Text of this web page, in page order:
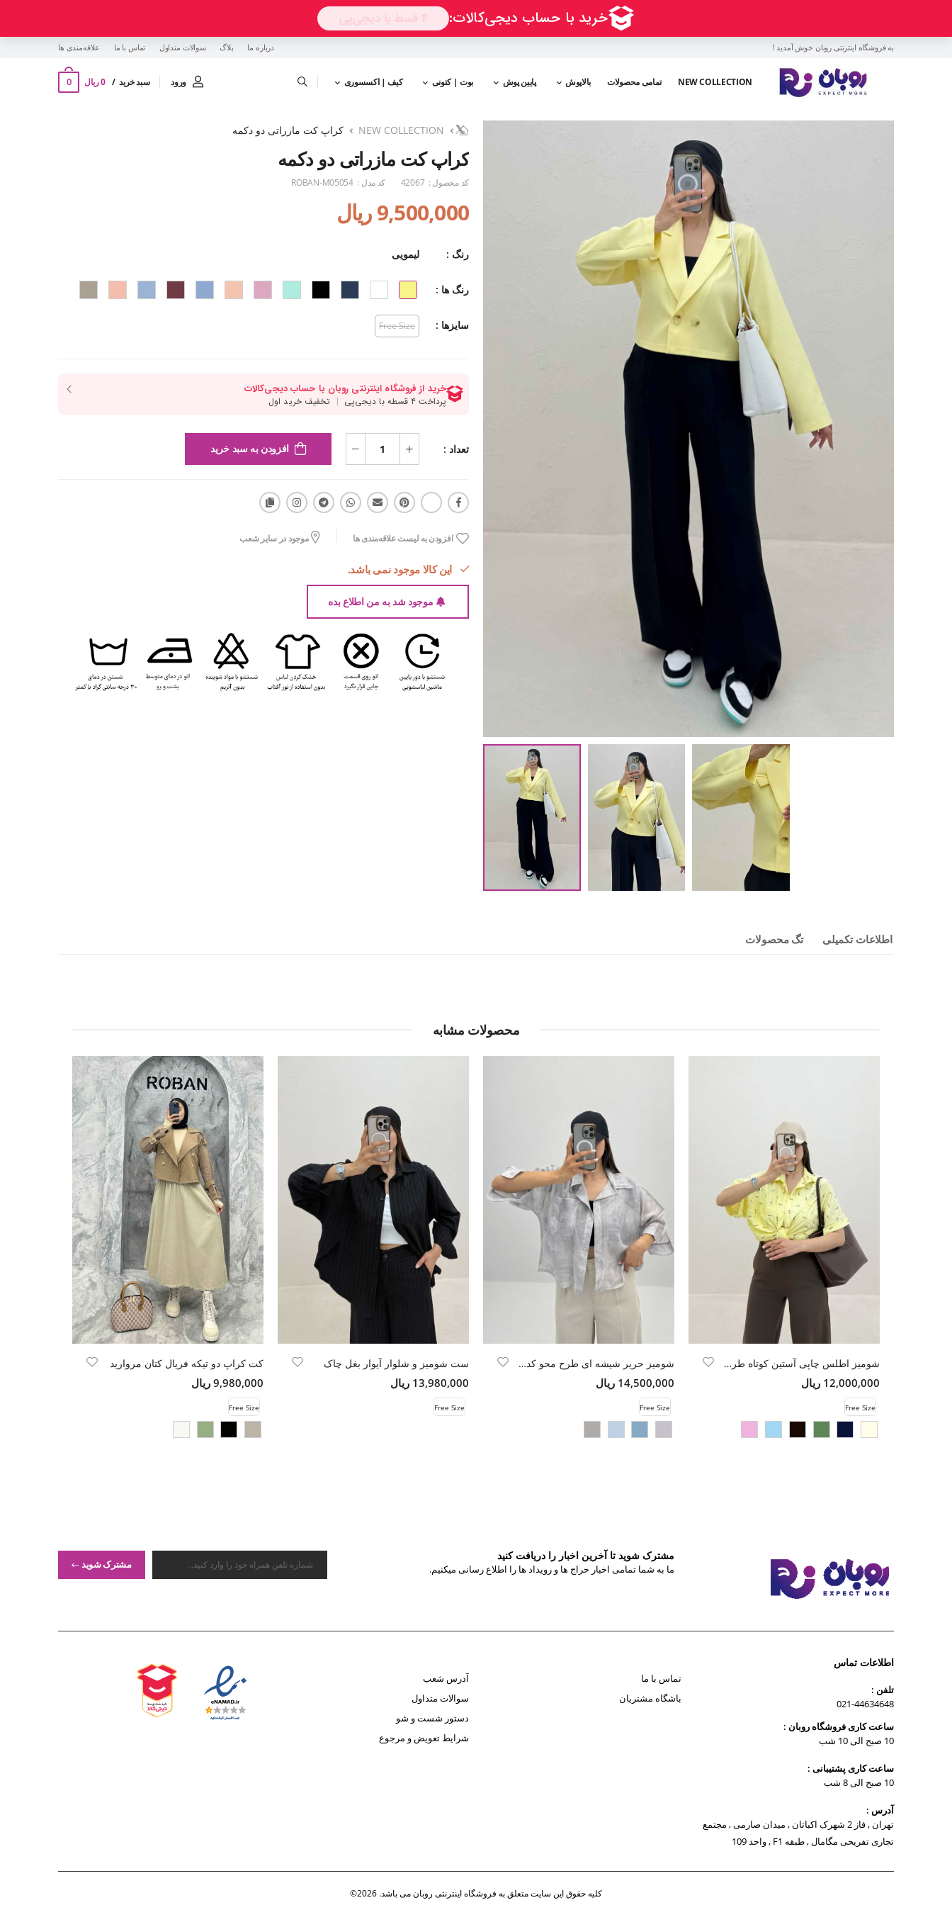
به فروشگاه اینترنتی روبان خوش آمدید ! درباره ما بلاگ سوالات متداول تماس با ما ‌علاقه‌مندی ها
NEW COLLECTION تمامی محصولات بالاپوش پایین پوش بوت | کتونی کیف | اکسسوری ورود سبد خرید 0 ریال 0
NEW COLLECTION کراپ کت مازراتی دو دکمه
کراپ کت مازراتی دو دکمه
کد محصول : 42067 کد مدل : ROBAN-M05054
9,500,000 ریال
رنگ : لیمویی
رنگ ها :
سایزها : Free Size
تعداد : افزودن به سبد خرید
افزودن به لیست علاقه‌مندی ها موجود در سایر شعب
این کالا موجود نمی باشد.
موجود شد به من اطلاع بده
اطلاعات تکمیلی تگ محصولات
محصولات مشابه
شومیز اطلس چاپی آستین کوتاه طرح MIU
12,000,000 ریال
Free Size
شومیز حریر شیشه ای طرح محو کد 7003
14,500,000 ریال
Free Size
ست شومیز و شلوار آیوار بغل چاک
13,980,000 ریال
Free Size
کت کراپ دو تیکه فریال کتان مروارید
9,980,000 ریال
Free Size
مشترک شوید تا آخرین اخبار را دریافت کنید
ما به شما تمامی اخبار حراج ها و رویداد ها را اطلاع رسانی میکنیم. مشترک شوید
اطلاعات تماس
تلفن :
021-44634648
ساعت کاری فروشگاه روبان :
10 صبح الی 10 شب
ساعت کاری پشتیبانی :
10 صبح الی 8 شب
آدرس :
تهران , فاز 2 شهرک اکباتان , میدان صارمی , مجتمع
تجاری تفریحی مگامال , طبقه F1 , واحد 109
تماس با ما
باشگاه مشتریان
آدرس شعب
سوالات متداول
دستور شست و شو
شرایط تعویض و مرجوع
کلیه حقوق این سایت متعلق به فروشگاه اینترنتی روبان می باشد. 2026©